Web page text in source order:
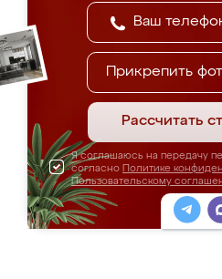
Прикрепить
Рассчитать
Я соглашаюсь на передачу
согласно Политике
Пользовательскому